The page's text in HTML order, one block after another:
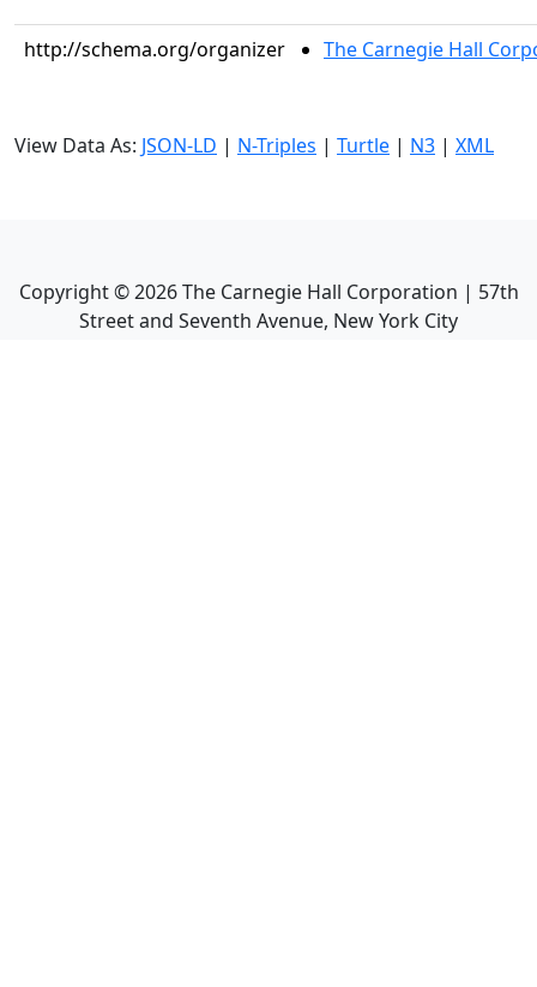
http://schema.org/organizer The Carnegie Hall
View Data As: JSON-LD | N-Triples | Turtle | N3 | XML
Copyright ©2026The Carnegie Hall Corporation | 57th
Street and Seventh Avenue, New York City